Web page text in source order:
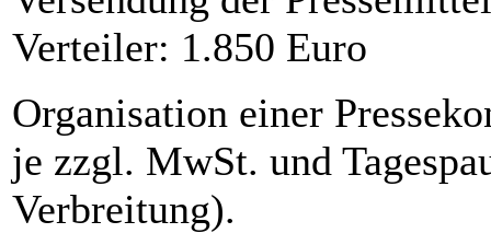
Verteiler: 1.850 Euro
Organisation einer
je zzgl. MwSt. und
Verbreitung).